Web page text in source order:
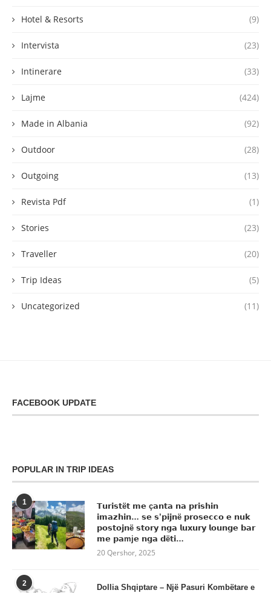
Hotel & Resorts (9)
Intervista (23)
Intinerare (33)
Lajme (424)
Made in Albania (92)
Outdoor (28)
Outgoing (13)
Revista Pdf (1)
Stories (23)
Traveller (20)
Trip Ideas (5)
Uncategorized (11)
FACEBOOK UPDATE
POPULAR IN TRIP IDEAS
1
𝗧𝘂𝗿𝗶𝘀𝘁ë𝘁 𝗺𝗲 ç𝗮𝗻𝘁𝗮 𝗻𝗮 𝗽𝗿𝗶𝘀𝗵𝗶𝗻
𝗶𝗺𝗮𝘇𝗵𝗶𝗻… 𝘀𝗲 𝘀’𝗽𝗶𝗷𝗻ë 𝗽𝗿𝗼𝘀𝗲𝗰𝗰𝗼 𝗲 𝗻𝘂𝗸
𝗽𝗼𝘀𝘁𝗼𝗷𝗻ë 𝘀𝘁𝗼𝗿𝘆 𝗻𝗴𝗮 𝗹𝘂𝘅𝘂𝗿𝘆 𝗹𝗼𝘂𝗻𝗴𝗲 𝗯𝗮𝗿
𝗺𝗲 𝗽𝗮mj𝗲 𝗻𝗴𝗮 𝗱ë𝘁𝗶…
20 Qershor, 2025
2
Dollia Shqiptare – Një Pasuri Kombëtare e